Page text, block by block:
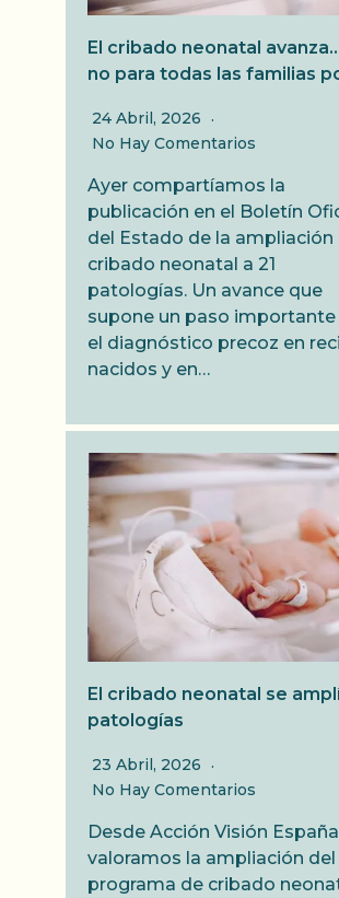
El cribado neonatal
no para todas las familias
24 Abril, 2026
No Hay Comentarios
Ayer compartíamos la
publicación en el Boletín
del Estado de la ampliación
cribado neonatal a 21
patologías. Un avance que
supone un paso importante
el diagnóstico precoz en
nacidos y en…
El cribado neonatal se
patologías
23 Abril, 2026
No Hay Comentarios
Desde Acción Visión España
valoramos la ampliación del
programa de cribado